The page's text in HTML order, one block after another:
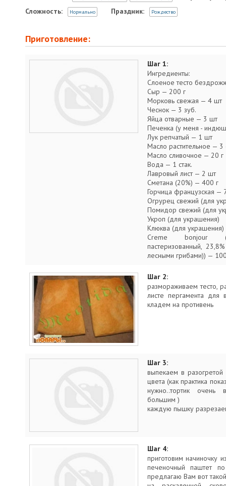
Сложность:
Нормально Праздник: Рождество
Приготовление:
Шаг 1:
Ингредиенты:
Слоеное тесто
Сыр — 200 г
Морковь свежая — 4 шт
Чеснок — 3 зуб.
Яйца отварные — 3 шт
Печенка (у меня -
Лук репчатый — 1 шт
Масло растительное — 3
Масло сливочное — 20 г
Вода — 1 стак.
Лавровый лист — 2 шт
Сметана (20%) — 400 г
Горчица французская —
Огрурец свежий (для
Помидор свежий (для
Укроп (для украшения)
Клюква (для украшения)
Creme bonjour
пастеризованный,
лесными грибами)) —
Шаг 2:
размораживаем тесто,
листе пергамента для
кладем на противень
Шаг 3:
выпекаем в
цвета (как практика
нужно..тортик очень
большим )
каждую пышку
Шаг 4:
приготовим начиночку
печеночный паштет
предлагаю Вам вот